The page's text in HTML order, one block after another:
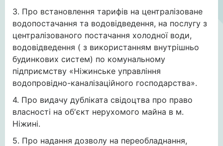
3. Про встановлення тарифів на централізоване
водопостачання та водовідведення, на послугу з
централізованого постачання холодної води,
водовідведення ( з використанням внутрішньо
будинкових систем) по комунальному
підприємству «Ніжинське управління
водопровідно-каналізаційного господарства».
4. Про видачу дубліката свідоцтва про право
власності на об′єкт нерухомого майна в м.
Ніжині.
5. Про надання дозволу на переобладнання,